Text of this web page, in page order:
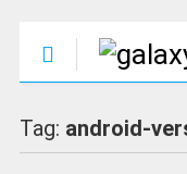
Tag: android-